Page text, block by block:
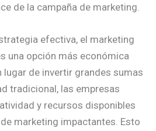
de la campaña de marketing.
efectiva, el marketing
una opción más económica
lugar de invertir grandes sumas
tradicional, las empresas
y recursos disponibles
marketing impactantes. Esto